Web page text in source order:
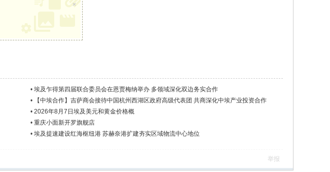
×
• 埃及乍得第四届联合委员会在恩贾梅纳举办 多领域深化双边务实合作
•
【中埃合作】吉萨商会接待中国杭州西湖区政府高级代表团 共商深化中埃产业投资合作
• 2026年8月7日埃及美元和黄金价格概
• 重庆小面新开罗旗舰店
• 埃及提速建设红海枢纽港 苏赫奈港扩建夯实区域物流中心地位
举报